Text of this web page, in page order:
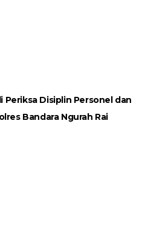
Periksa Disiplin Personel dan
Bandara Ngurah Rai